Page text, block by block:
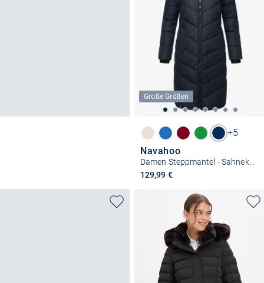
Große Größen
+5
Navahoo
Damen Steppmantel - Sahnekatzii XIV
129,99 €